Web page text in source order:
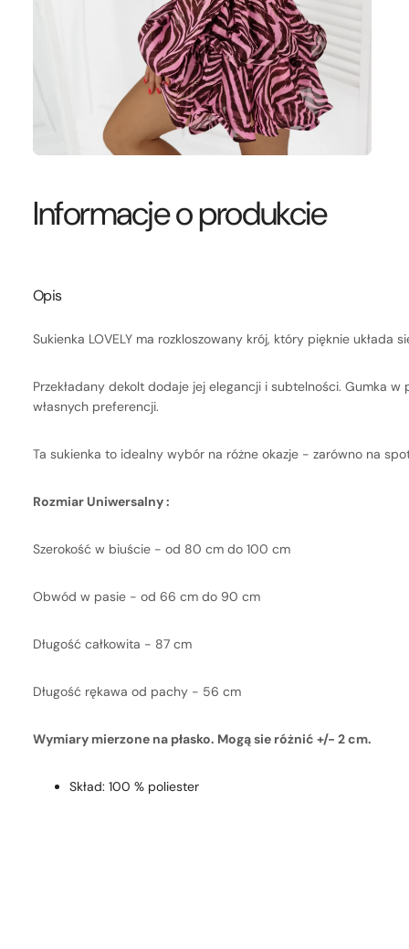
Informacje o produkcie
Opis
Sukienka LOVELY ma rozkloszowany krój, który pięknie
Przekładany dekolt dodaje jej elegancji i subtelności. Gumka
własnych preferencji.
Ta sukienka to idealny wybór na różne okazje - zarówno na
Rozmiar Uniwersalny :
Szerokość w biuście - od 80 cm do 100 cm
Obwód w pasie - od 66 cm do 90 cm
Długość całkowita - 87 cm
Długość rękawa od pachy - 56 cm
Wymiary mierzone na płasko. Mogą sie różnić +/- 2 cm.
Skład: 100 % poliester